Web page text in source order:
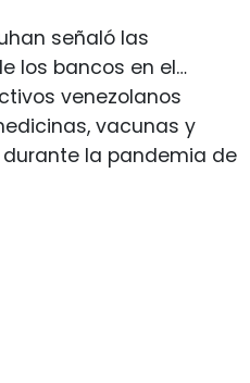
señaló las
los bancos en el…
venezolanos
vacunas y
la pandemia de